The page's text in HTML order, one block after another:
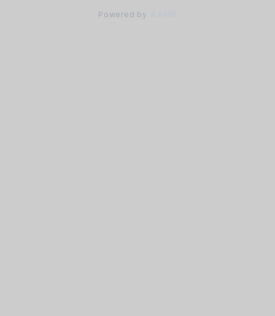
Powered by